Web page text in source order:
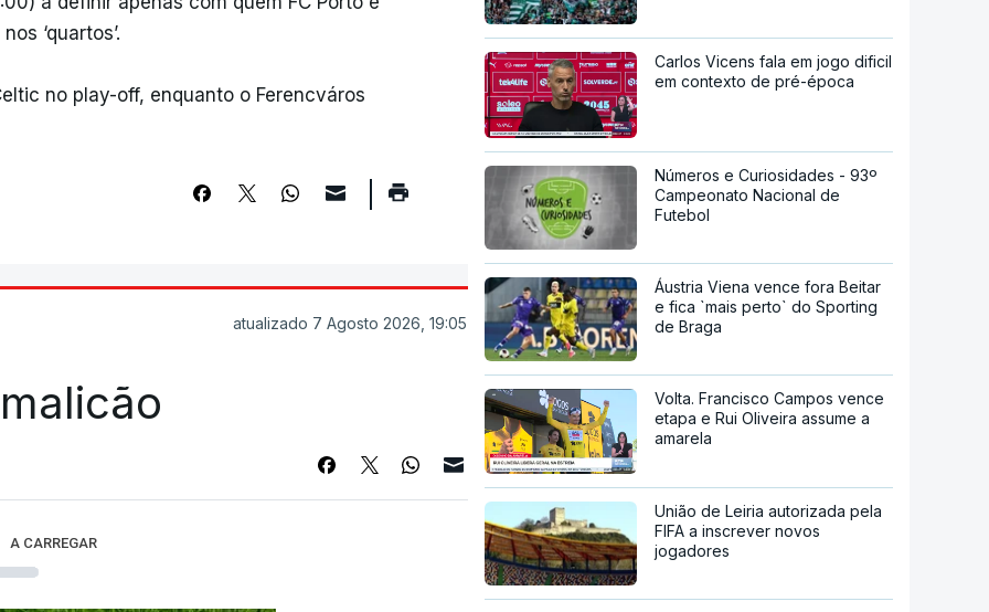
‘quartos’.
no play-off, enquanto o Ferencváros
atualizado 7 Agosto 2026, 19:05
A CARREGAR
Carlos Vicens fala em jogo dificil
em contexto de pré-época
Números e Curiosidades - 93º
Campeonato Nacional de
Futebol
Áustria Viena vence fora Beitar
e fica `mais perto` do Sporting
de Braga
Volta. Francisco Campos vence
etapa e Rui Oliveira assume a
amarela
União de Leiria autorizada pela
FIFA a inscrever novos
jogadores